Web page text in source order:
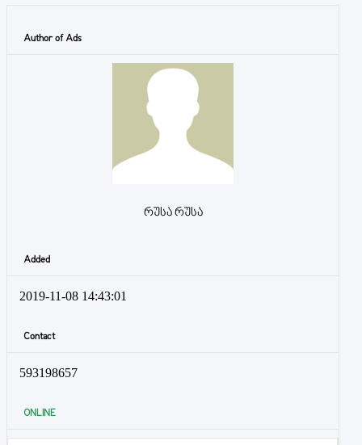
Author of Ads
რუსა რუსა
Added
2019-11-08 14:43:01
Contact
593198657
ONLINE